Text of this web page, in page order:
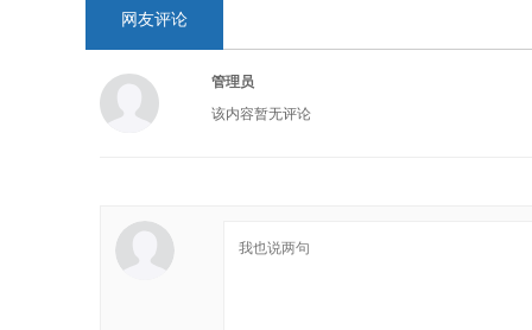
网友评论
管理员
该内容暂无评论